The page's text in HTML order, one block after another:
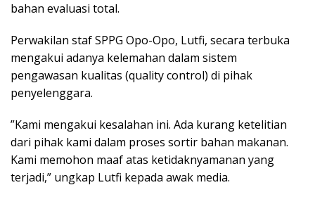
bahan evaluasi total.
​Perwakilan staf SPPG Opo-Opo, Lutfi, secara terbuka
mengakui adanya kelemahan dalam sistem
pengawasan kualitas (quality control) di pihak
penyelenggara.
​”Kami mengakui kesalahan ini. Ada kurang ketelitian
dari pihak kami dalam proses sortir bahan makanan.
Kami memohon maaf atas ketidaknyamanan yang
terjadi,” ungkap Lutfi kepada awak media.